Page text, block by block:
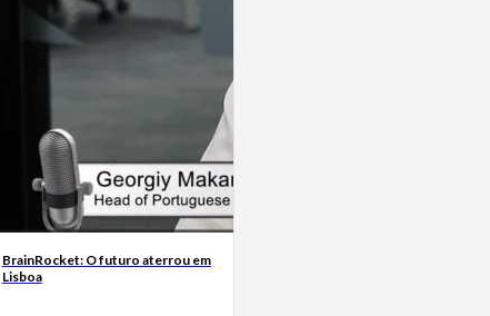
BrainRocket: O futuro aterrou em
Lisboa